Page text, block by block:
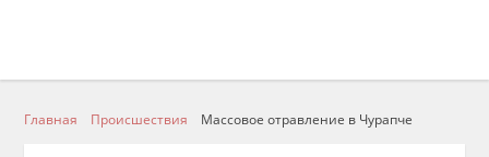
Главная Происшествия Массовое отравление в Чурапче